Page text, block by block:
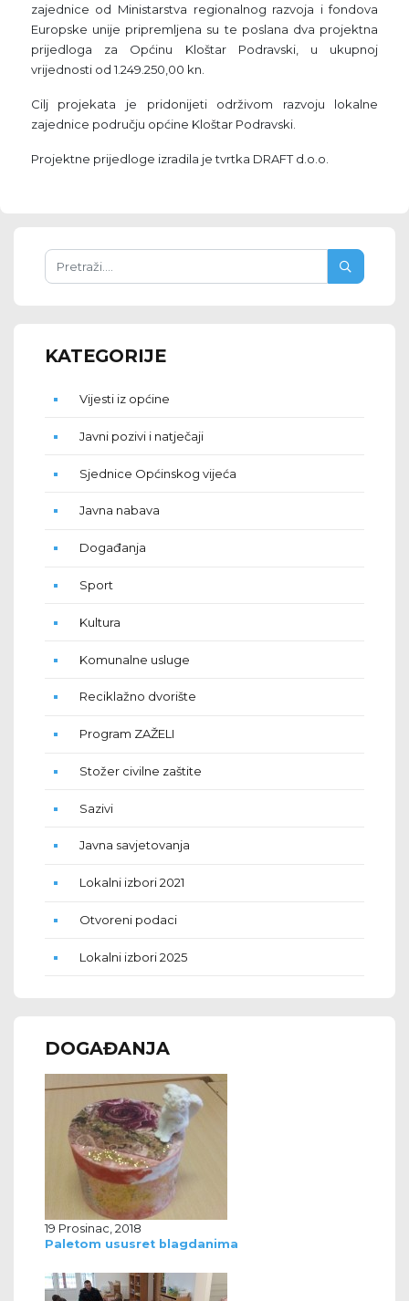
zajednice od Ministarstva regionalnog razvoja i fondova
Europske unije pripremljena su te poslana dva projektna
prijedloga za Općinu Kloštar Podravski, u ukupnoj
vrijednosti od 1.249.250,00 kn.
Cilj projekata je pridonijeti održivom razvoju lokalne
zajednice području općine Kloštar Podravski.
Projektne prijedloge izradila je tvrtka DRAFT d.o.o.
KATEGORIJE
Vijesti iz općine
Javni pozivi i natječaji
Sjednice Općinskog vijeća
Javna nabava
Događanja
Sport
Kultura
Komunalne usluge
Reciklažno dvorište
Program ZAŽELI
Stožer civilne zaštite
Sazivi
Javna savjetovanja
Lokalni izbori 2021
Otvoreni podaci
Lokalni izbori 2025
DOGAĐANJA
19 Prosinac, 2018
Paletom ususret blagdanima